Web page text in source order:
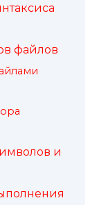
файлов
и